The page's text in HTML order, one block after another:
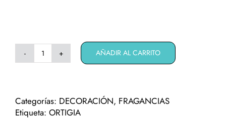
Vela
AÑADIR AL CARRITO
Categorías: DECORACIÓN, FRAGANCIAS
Etiqueta: ORTIGIA